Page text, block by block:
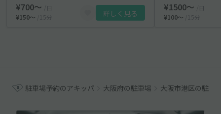
¥700〜
/日
¥150〜
/15分 詳しく見る
¥1500〜
/日
¥100〜
/15分
駐車場予約のアキッパ 大阪府の駐車場 大阪市港区の駐車